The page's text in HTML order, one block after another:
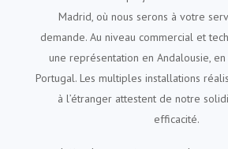
Madrid, où nous serons à votre
demande. Au niveau commercial et
une représentation en Andalousie,
Portugal. Les multiples installations
à l’étranger attestent de notre
efficacité.